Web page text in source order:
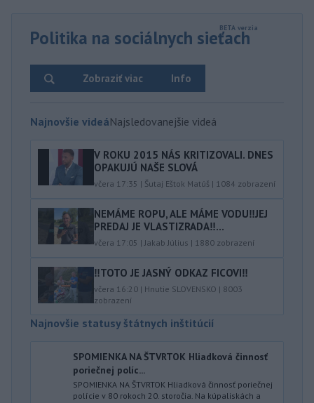
Politika na sociálnych sieťach
Info
Zobraziť viac
Najnovšie videáNajsledovanejšie videá
V ROKU 2015 NÁS KRITIZOVALI. DNES
OPAKUJÚ NAŠE SLOVÁ
včera 17:35 | Šutaj Eštok Matúš | 1084 zobrazení
NEMÁME ROPU, ALE MÁME VODU‼️JEJ
PREDAJ JE VLASTIZRADA‼️...
včera 17:05 | Jakab Július | 1880 zobrazení
‼️TOTO JE JASNÝ ODKAZ FICOVI‼️
včera 16:20 | Hnutie SLOVENSKO | 8003
zobrazení
Najnovšie statusy štátnych inštitúcií
SPOMIENKA NA ŠTVRTOK Hliadková činnosť
poriečnej políc...
SPOMIENKA NA ŠTVRTOK Hliadková činnosť poriečnej
polície v 80 rokoch 20. storočia. Na kúpaliskách a